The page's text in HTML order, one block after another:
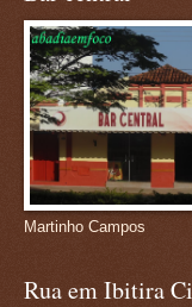
Martinho Campos
Rua em Ibitira